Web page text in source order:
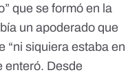
que se formó en la
un apoderado que
“ni siquiera estaba en
enteró. Desde